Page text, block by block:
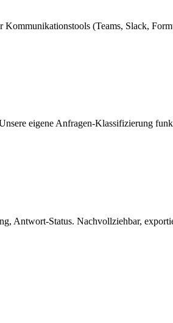
(Teams, Slack,
eigene Anfragen-Klassifizierung
Antwort-Status. Nachvollziehbar,